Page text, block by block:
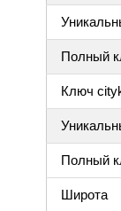
Полный
Ключ
Полный
Широта